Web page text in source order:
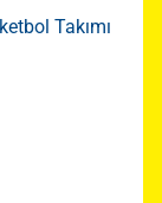
Takımı